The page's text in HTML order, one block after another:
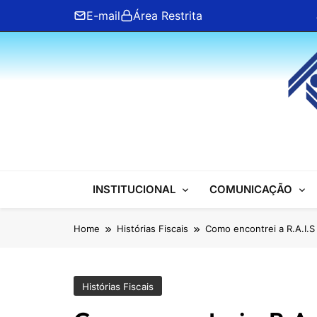
content
E-mail Área Restrita
ANFIP Nacional
INSTITUCIONAL COMUNICAÇÃO
Home Histórias Fiscais Como encontrei a R.A.I.S
Histórias Fiscais